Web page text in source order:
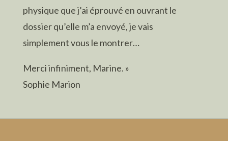
physique que j’ai éprouvé en ouvrant le
dossier qu’elle m’a envoyé, je vais
simplement vous le montrer…
Merci infiniment, Marine. »
Sophie Marion